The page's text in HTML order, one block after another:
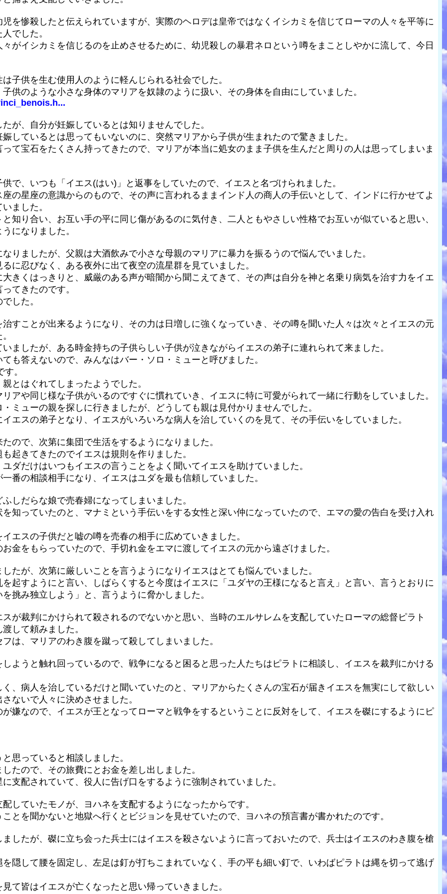
を惨殺したと伝えられていますが、実際のヘロデは皇帝ではなくイシカミを信じてローマの人々を平等に
でした。
がイシカミを信じるのを止めさせるために、幼児殺しの暴君ネロという噂をまことしやかに流して、今日
子供を生む使用人のように軽んじられる社会でした。
供のような小さな身体のマリアを奴隷のように扱い、その身体を自由にしていました。
が、自分が妊娠しているとは知りませんでした。
しているとは思ってもいないのに、突然マリアから子供が生まれたので驚きました。
て宝石をたくさん持ってきたので、マリアが本当に処女のまま子供を生んだと周りの人は思ってしまいま
で、いつも「イエス(はい)」と返事をしていたので、イエスと名づけられました。
の星座の意識からのもので、その声に言われるままインド人の商人の手伝いとして、インドに行かせてよ
ました。
知り合い、お互い手の平に同じ傷があるのに気付き、二人ともやさしい性格でお互いが似ていると思い、
になりました。
りましたが、父親は大酒飲みで小さな母親のマリアに暴力を振るうので悩んでいました。
に忍びなく、ある夜外に出て夜空の流星群を見ていました。
きくはっきりと、威厳のある声が暗闇から聞こえてきて、その声は自分を神と名乗り病気を治す力をイエ
てきたのです。
した。
すことが出来るようになり、その力は日増しに強くなっていき、その噂を聞いた人々は次々とイエスの元
ましたが、ある時金持ちの子供らしい子供が泣きながらイエスの弟子に連れられて来ました。
も答えないので、みんなはバー・ソロ・ミューと呼びました。
。
とはぐれてしまったようでした。
アや同じ様な子供がいるのですぐに慣れていき、イエスに特に可愛がられて一緒に行動をしていました。
ミューの親を探しに行きましたが、どうしても親は見付かりませんでした。
エスの弟子となり、イエスがいろいろな病人を治していくのを見て、その手伝いをしていました。
ので、次第に集団で生活をするようになりました。
起きてきたのでイエスは規則を作りました。
ダだけはいつもイエスの言うことをよく聞いてイエスを助けていました。
番の相談相手になり、イエスはユダを最も信頼していました。
しだらな娘で売春婦になってしまいました。
知っていたのと、マナミという手伝いをする女性と深い仲になっていたので、エマの愛の告白を受け入れ
エスの子供だと嘘の噂を売春の相手に広めていきました。
金をもらっていたので、手切れ金をエマに渡してイエスの元から遠ざけました。
たが、次第に厳しいことを言うようになりイエスはとても悩んでいました。
起すようにと言い、しばらくすると今度はイエスに「ユダヤの王様になると言え」と言い、言うとおりに
挑み独立しよう」と、言うように脅かしました。
が裁判にかけられて殺されるのでないかと思い、当時のエルサレムを支配していたローマの総督ピラト
して頼みました。
は、マリアのわき腹を蹴って殺してしまいました。
ようと触れ回っているので、戦争になると困ると思った人たちはピラトに相談し、イエスを裁判にかける
、病人を治しているだけと聞いていたのと、マリアからたくさんの宝石が届きイエスを無実にして欲しい
ないで人々に決めさせました。
嫌なので、イエスが王となってローマと戦争をするということに反対をして、イエスを磔にするようにピ
思っていると相談しました。
たので、その旅費にとお金を差し出しました。
支配されていて、役人に告げ口をするように強制されていました。
していたモノが、ヨハネを支配するようになったからです。
とを聞かないと地獄へ行くとビジョンを見せていたので、ヨハネの預言書が書かれたのです。
したが、磔に立ち会った兵士にはイエスを殺さないように言っておいたので、兵士はイエスのわき腹を槍
隠して腰を固定し、左足は釘が打ちこまれていなく、手の平も細い釘で、いわばピラトは縄を切って逃げ
て皆はイエスが亡くなったと思い帰っていきました。